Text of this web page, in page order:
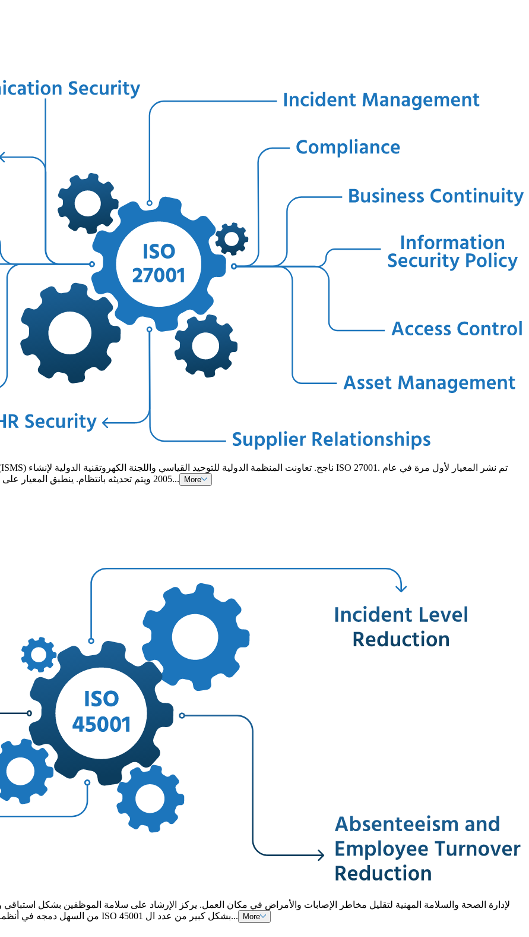
2005 ويتم تحديثه بانتظام. ينطبق المعيار على جميع الأعمال، بغض النظر عن الحجم أو النوع أو القطاع. يمكن نصح ك...
More
من السهل دمجه في أنظمة الإدارة الحالية. بغض النظر عن قطاعك أو حجم عملك، ستقلل شهادة ISO 45001 بشكل كبير من عدد ال...
More